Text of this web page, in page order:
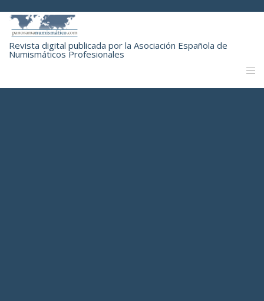
Revista digital publicada por la Asociación Española de
Numismáticos Profesionales